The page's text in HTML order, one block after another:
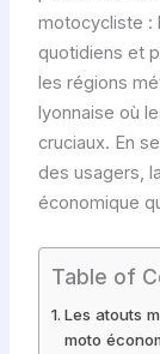
motocycliste :
quotidiens et
les régions
lyonnaise où
cruciaux. En
des usagers,
économique
Table of
Les atouts
moto